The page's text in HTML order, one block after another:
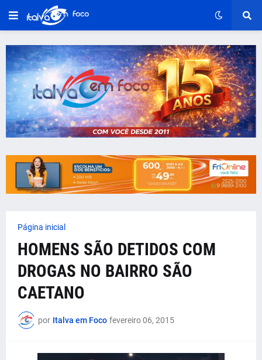
Página inicial
HOMENS SÃO DETIDOS COM
DROGAS NO BAIRRO SÃO
CAETANO
por Italva em Foco fevereiro 06, 2015